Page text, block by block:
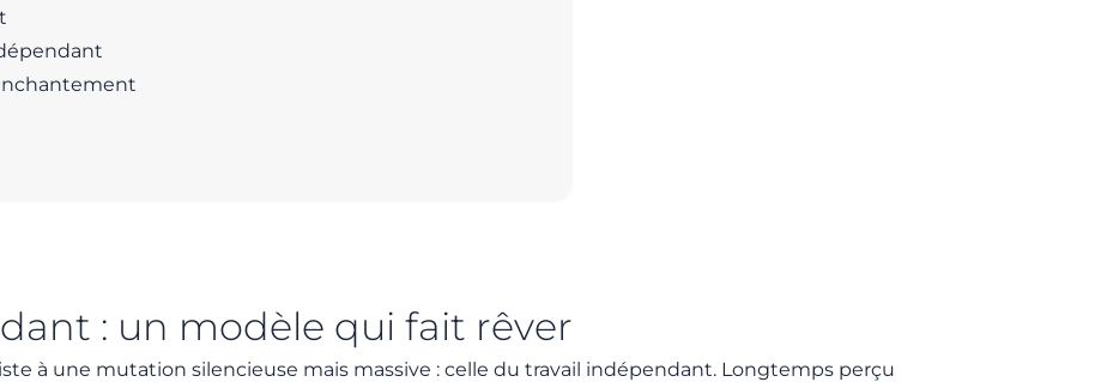
: un modèle qui fait rêver
à une mutation silencieuse mais massive : celle du travail indépendant. Longtemps perçu